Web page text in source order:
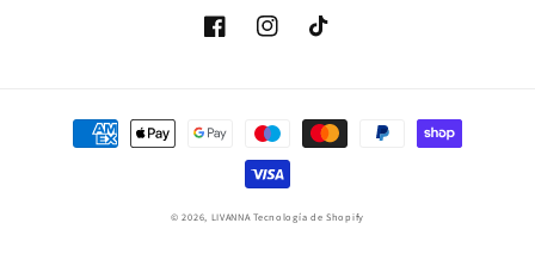
FacebookInstagramTikTok
Formas
© 2026, LIVANNA Tecnología de Shopify